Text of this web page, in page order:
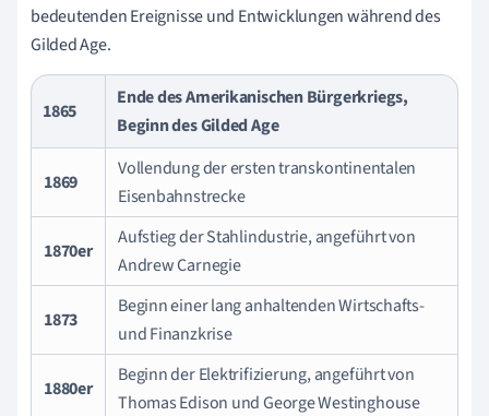
bedeutenden Ereignisse und Entwicklungen während des
Gilded Age.
1865
Ende des Amerikanischen Bürgerkriegs,
Beginn des Gilded Age
1869
Vollendung der ersten transkontinentalen
Eisenbahnstrecke
1870er
Aufstieg der Stahlindustrie, angeführt von
Andrew Carnegie
1873
Beginn einer lang anhaltenden Wirtschafts-
und Finanzkrise
1880er
Beginn der Elektrifizierung, angeführt von
Thomas Edison und George Westinghouse